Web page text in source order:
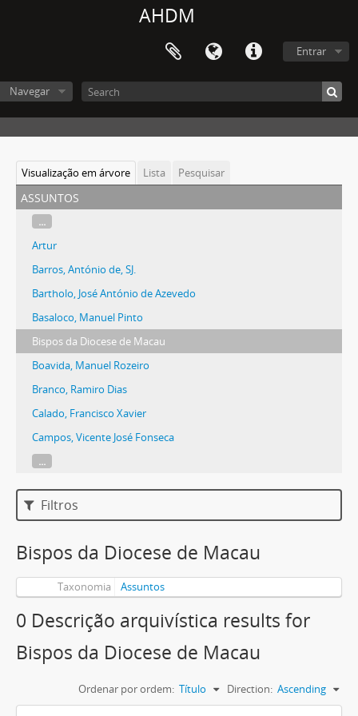
AHDM
Entrar
Navegar
Visualização em árvore Lista Pesquisar
assuntos
...
Artur
Barros, António de, SJ.
Bartholo, José António de Azevedo
Basaloco, Manuel Pinto
Bispos da Diocese de Macau
Boavida, Manuel Rozeiro
Branco, Ramiro Dias
Calado, Francisco Xavier
Campos, Vicente José Fonseca
...
Filtros
Bispos da Diocese de Macau
Taxonomia Assuntos
0 Descrição arquivística results for
Bispos da Diocese de Macau
Ordenar por ordem: Título Direction: Ascending